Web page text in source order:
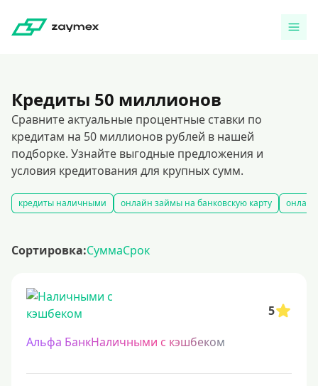
Кредиты 50 миллионов
Сравните актуальные процентные ставки по
кредитам на 50 миллионов рублей в нашей
подборке. Узнайте выгодные предложения и
условия кредитования для крупных сумм.
кредиты наличными онлайн займы на банковскую карту
Сортировка:СуммаСрок
5
Альфа БанкНаличными с кэшбеком